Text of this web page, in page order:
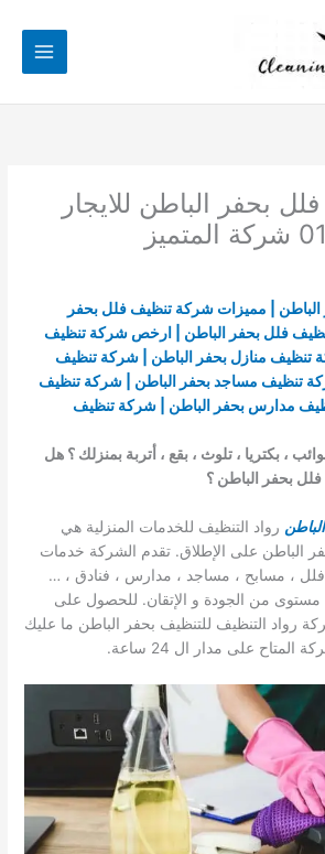
بحفر الباطن للايجار
| مميزات شركة تنظيف فلل بحفر
فلل بحفر الباطن | ارخص شركة تنظيف
تنظيف منازل بحفر الباطن | شركة تنظيف
تنظيف مساجد بحفر الباطن | شركة تنظيف
مدارس بحفر الباطن | شركة تنظيف
، بكتريا ، تلوث ، بقع ، أتربة بمنزلك ؟ هل
بحفر الباطن ؟
رواد التنظيف للخدمات المنزلية هي
الباطن على الإطلاق. تقدم الشركة خدمات
، مسابح ، مساجد ، مدارس ، فنادق ، …
من الجودة و الإتقان. للحصول على
رواد التنظيف للتنظيف بحفر الباطن ما عليك
على مدار ال 24 ساعة.